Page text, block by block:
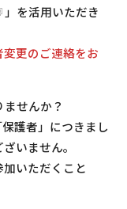
」を活用いただき
更のご連絡をお
せんか？
護者」につきまし
いません。
いただくこと